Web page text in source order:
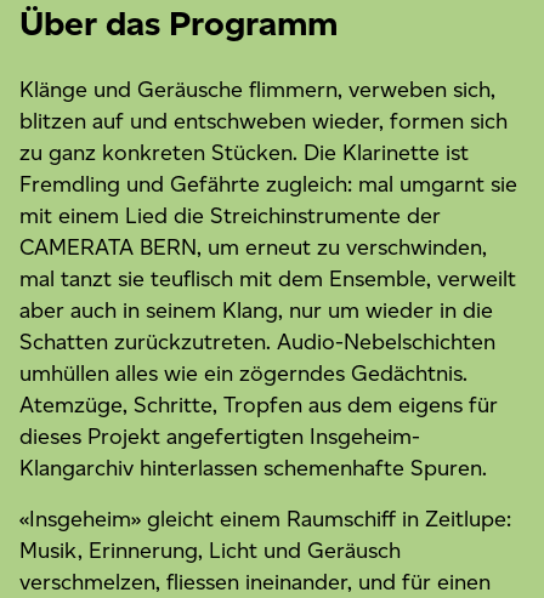
Über das Programm
Klänge und Geräusche flimmern, verweben sich,
blitzen auf und entschweben wieder, formen sich
zu ganz konkreten Stücken. Die Klarinette ist
Fremdling und Gefährte zugleich: mal umgarnt sie
mit einem Lied die Streichinstrumente der
CAMERATA BERN, um erneut zu verschwinden,
mal tanzt sie teuflisch mit dem Ensemble, verweilt
aber auch in seinem Klang, nur um wieder in die
Schatten zurückzutreten. Audio-Nebelschichten
umhüllen alles wie ein zögerndes Gedächtnis.
Atemzüge, Schritte, Tropfen aus dem eigens für
dieses Projekt angefertigten Insgeheim-
Klangarchiv hinterlassen schemenhafte Spuren.
«Insgeheim» gleicht einem Raumschiff in Zeitlupe:
Musik, Erinnerung, Licht und Geräusch
verschmelzen, fliessen ineinander, und für einen